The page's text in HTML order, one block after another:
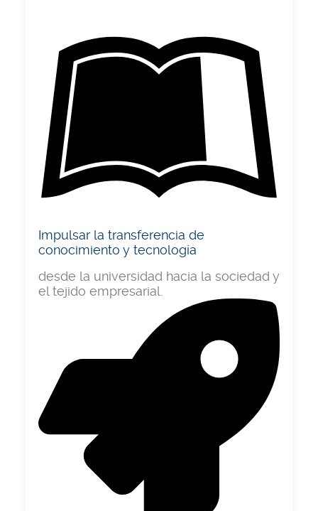
Impulsar la transferencia de
conocimiento y tecnología
desde la universidad hacia la sociedad y
el tejido empresarial.